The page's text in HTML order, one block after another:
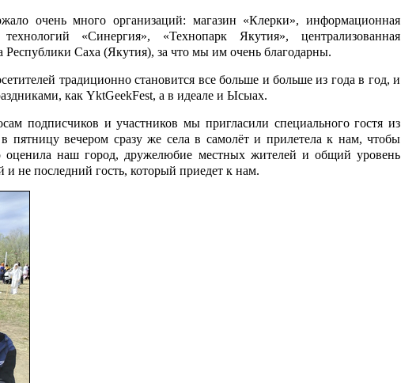
очень много организаций: магазин «Клерки», информационная
«Синергия», «Технопарк Якутия», централизованная
Рес­публики Саха (Якутия), за что мы им очень благодарны.
традиционно становится все больше и больше из года в год, и
как YktGeekFest, а в идеале и Ысыах.
подписчиков и участников мы пригласили специального гостя из
вечером сразу же села в самолёт и прилетела к нам, чтобы
оценила наш город, дружелюбие местных жителей и общий уровень
не последний гость, который приедет к нам.